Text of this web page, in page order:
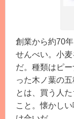
創業から約70
せんべい。小
だ。種類はピ
った木ノ葉の
とは、買う人
こと。懐かし